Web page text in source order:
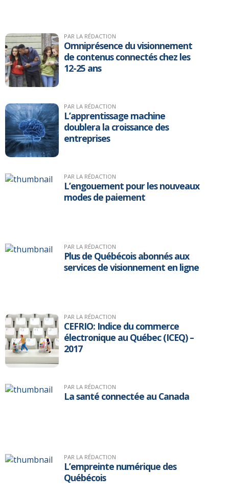
PAR LA RÉDACTION
Omniprésence du visionnement
de contenus connectés chez les
12-25 ans
PAR LA RÉDACTION
L’apprentissage machine
doublera la croissance des
entreprises
PAR LA RÉDACTION
L’engouement pour les nouveaux
modes de paiement
PAR LA RÉDACTION
Plus de Québécois abonnés aux
services de visionnement en ligne
PAR LA RÉDACTION
CEFRIO: Indice du commerce
électronique au Québec (ICEQ) –
2017
PAR LA RÉDACTION
La santé connectée au Canada
PAR LA RÉDACTION
L’empreinte numérique des
Québécois